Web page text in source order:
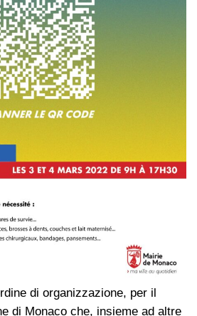
di organizzazione, per il
di Monaco che, insieme ad altre